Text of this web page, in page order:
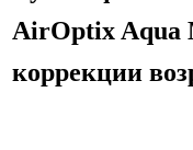
AirOptix Aqua
коррекции